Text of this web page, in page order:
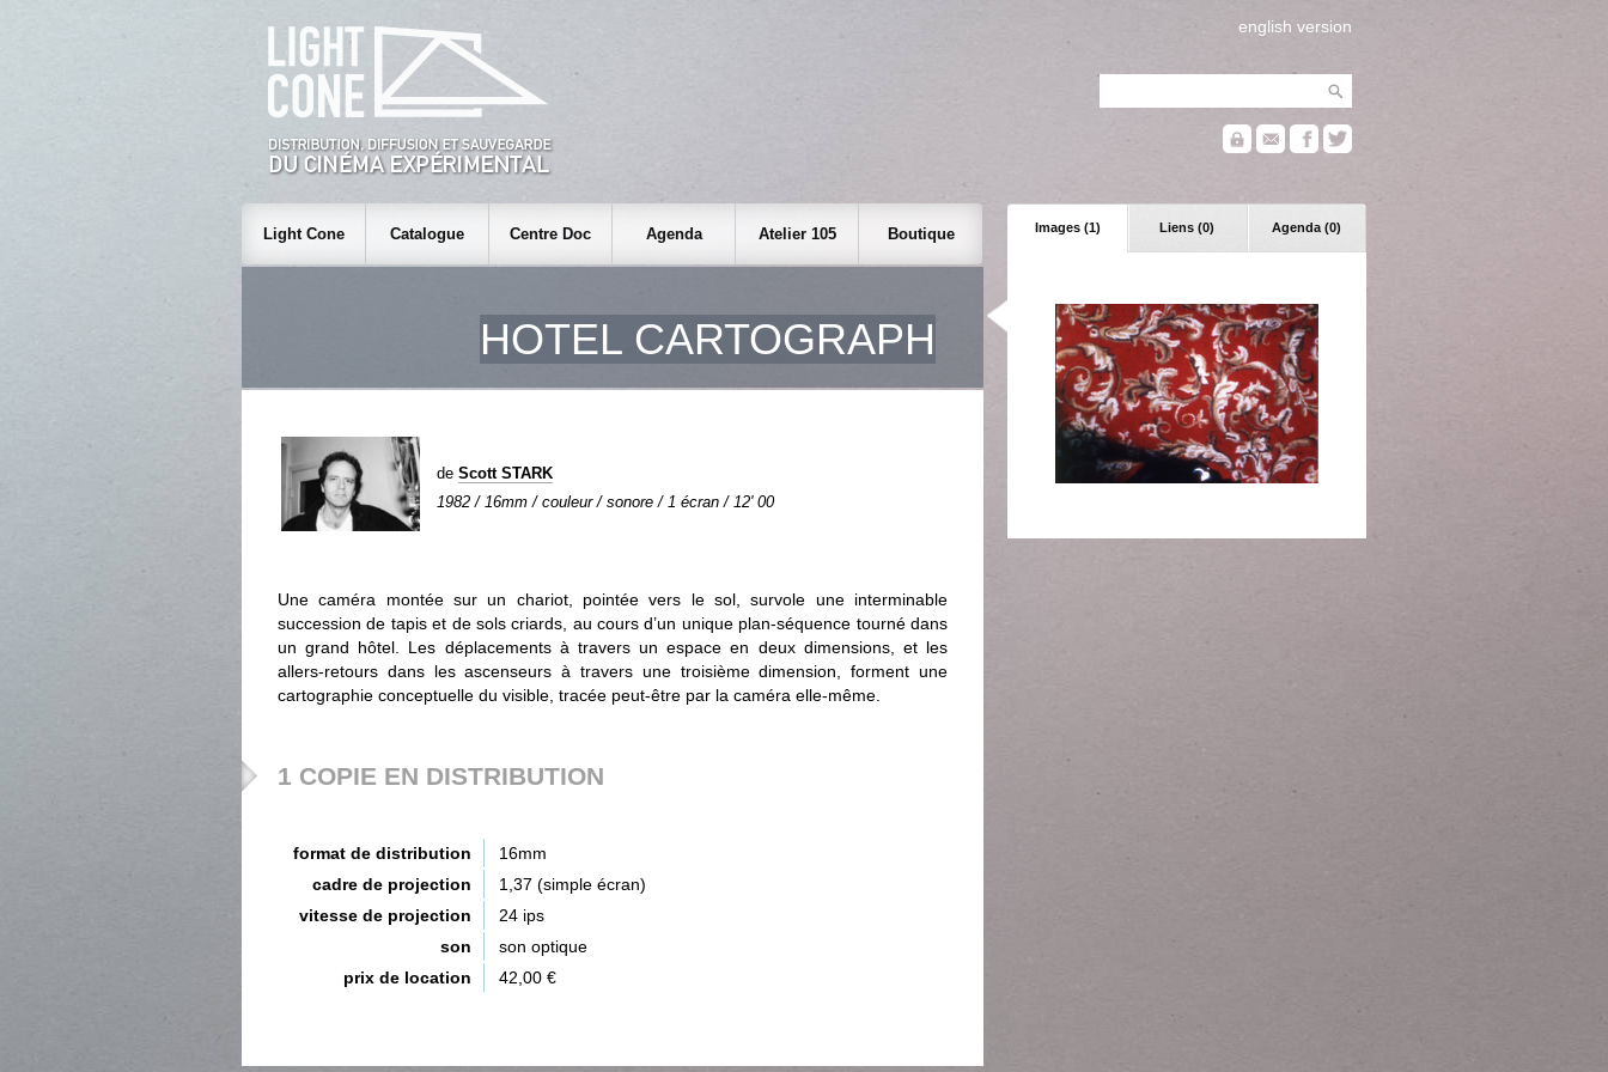
english version
Images (1) Liens (0) Agenda (0)
Light Cone Catalogue Centre Doc Agenda Atelier 105 Boutique
HOTEL CARTOGRAPH
de Scott STARK
1982 / 16mm / couleur / sonore / 1 écran / 12' 00
Une caméra montée sur un chariot, pointée vers le sol, survole une interminable
succession de tapis et de sols criards, au cours d’un unique plan-séquence tourné dans
un grand hôtel. Les déplacements à travers un espace en deux dimensions, et les
allers-retours dans les ascenseurs à travers une troisième dimension, forment une
cartographie conceptuelle du visible, tracée peut-être par la caméra elle-même.
1 COPIE EN DISTRIBUTION
format de distribution
16mm
cadre de projection
1,37 (simple écran)
vitesse de projection
24 ips
son
son optique
prix de location
42,00 €